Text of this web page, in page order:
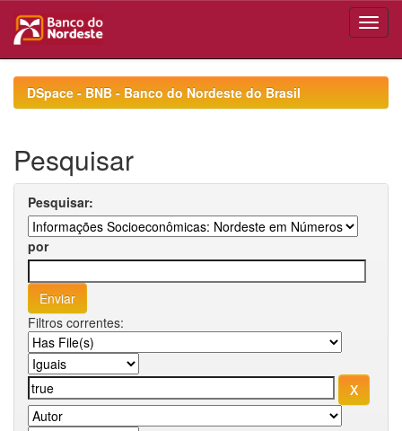
navigationDSpace - BNB - Banco do Nordeste do Brasil
Pesquisar
Pesquisar:
por
Filtros correntes: